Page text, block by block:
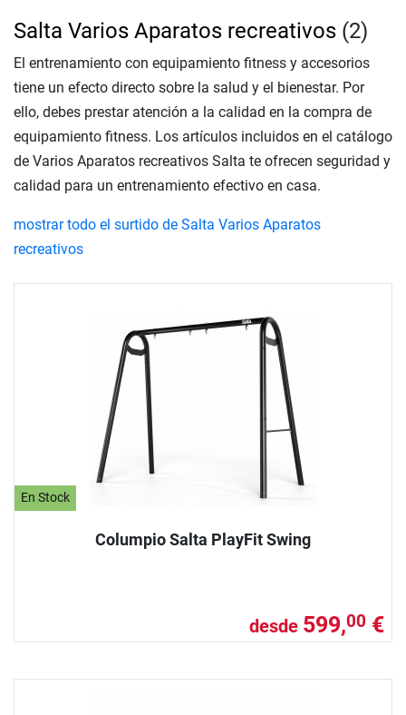
En Stock
Columpio Salta PlayFit Swing
desde 599,00 €
Salta Varios Aparatos recreativos (2)
El entrenamiento con equipamiento fitness y accesorios
tiene un efecto directo sobre la salud y el bienestar. Por
ello, debes prestar atención a la calidad en la compra de
equipamiento fitness. Los artículos incluidos en el catálogo
de Varios Aparatos recreativos Salta te ofrecen seguridad y
calidad para un entrenamiento efectivo en casa.
mostrar todo el surtido de Salta Varios Aparatos
recreativos